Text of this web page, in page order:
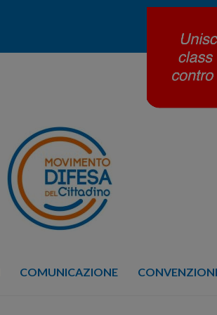
COMUNICAZIONE